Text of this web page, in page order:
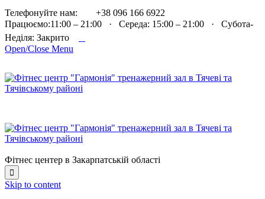
Телефонуйте нам:
+38 096 166 6922
Працюємо:11:00 – 21:00 · Середа: 15:00 – 21:00 · Субота-
Неділя: Закрито
Open/Close Menu
Фітнес центер в Закарпатській області

Skip to content